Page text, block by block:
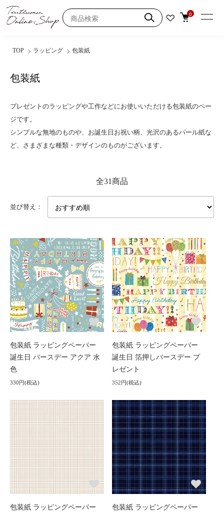
0
TOP ラッピング 包装紙
包装紙
プレゼントのラッピングや工作などにお使いいただける包装紙のペー
ジです。
シンプルな無地のものや、お誕生日お祝い柄、光沢のあるパール紙な
ど、さまざまな種類・デザインのものがございます。
全31商品
並び替え：
包装紙 ラッピングペーパー
誕生日 バースデー アクア 水
色
330円(税込)
包装紙 ラッピングペーパー
誕生日 箔押しバースデー プ
レゼント
352円(税込)
包装紙 ラッピングペーパー
包装紙 ラッピングペーパー